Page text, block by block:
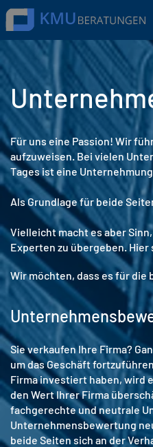
Für uns eine Passion! Wir
aufzuweisen. Bei vielen
Tages ist eine
Als Grundlage für beide
Vielleicht macht es aber
Experten zu übergeben.
Wir möchten, dass es für
Sie verkaufen Ihre Firma?
um das Geschäft
Firma investiert haben, wird
den Wert Ihrer Firma
fachgerechte und neutrale
Unternehmensbewertung
beide Seiten sich an der